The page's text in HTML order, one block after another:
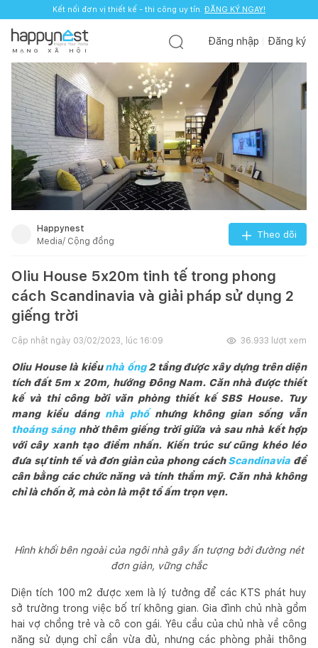
Kết nối đơn vị thiết kế - thi công uy tín. ĐĂNG KÝ NGAY!
M Ạ N G X Ã H Ộ I
Đăng nhập Đăng ký
Happynest
Media/ Cộng đồng
Theo dõi
Oliu House 5x20m tinh tế trong phong
cách Scandinavia và giải pháp sử dụng 2
giếng trời
Cập nhật ngày 03/02/2023, lúc 16:09 36.933 lượt xem
Oliu House là kiểunhà ống2 tầng được xây dựng trên diện
tích đất 5m x 20m, hướng Đông Nam. Căn nhà được thiết
kế và thi công bởi văn phòng thiết kế SBS House. Tuy
mang kiểu dáng nhà phốnhưng không gian sống vẫn
thoáng sángnhờ thêm giếng trời giữa và sau nhà kết hợp
với cây xanh tạo điểm nhấn. Kiến trúc sư cũng khéo léo
đưa sự tinh tế và đơn giản của phong cáchScandinavia để
cân bằng các chức năng và tính thẩm mỹ. Căn nhà không
chỉ là chốn ở, mà còn là một tổ ấm trọn vẹn.
Hình khối bên ngoài của ngôi nhà gây ấn tượng bởi đường nét
đơn giản, vững chắc
Diện tích 100 m2 được xem là lý tưởng để các KTS phát huy
sở trường trong việc bố trí không gian. Gia đình chủ nhà gồm
hai vợ chồng trẻ và cô con gái. Yêu cầu của chủ nhà về công
năng sử dụng chỉ cần vừa đủ, nhưng các phòng phải thông